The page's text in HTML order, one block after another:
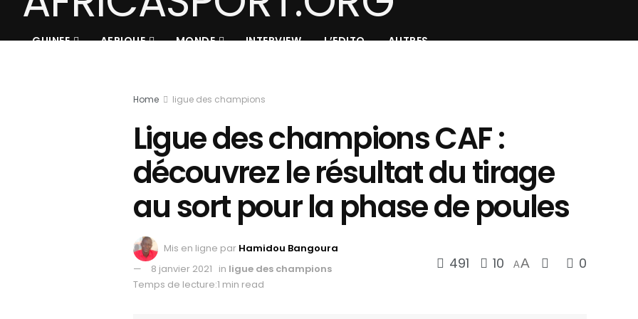
GUINEE AFRIQUE MONDE INTERVIEW L’EDITO AUTRES
Home ligue des champions
Ligue des champions CAF :
découvrez le résultat du tirage
au sort pour la phase de poules
Mis en ligne par Hamidou Bangoura
8 janvier 2021 in ligue des champions
Temps de lecture:1 min read
491 10 AA 0